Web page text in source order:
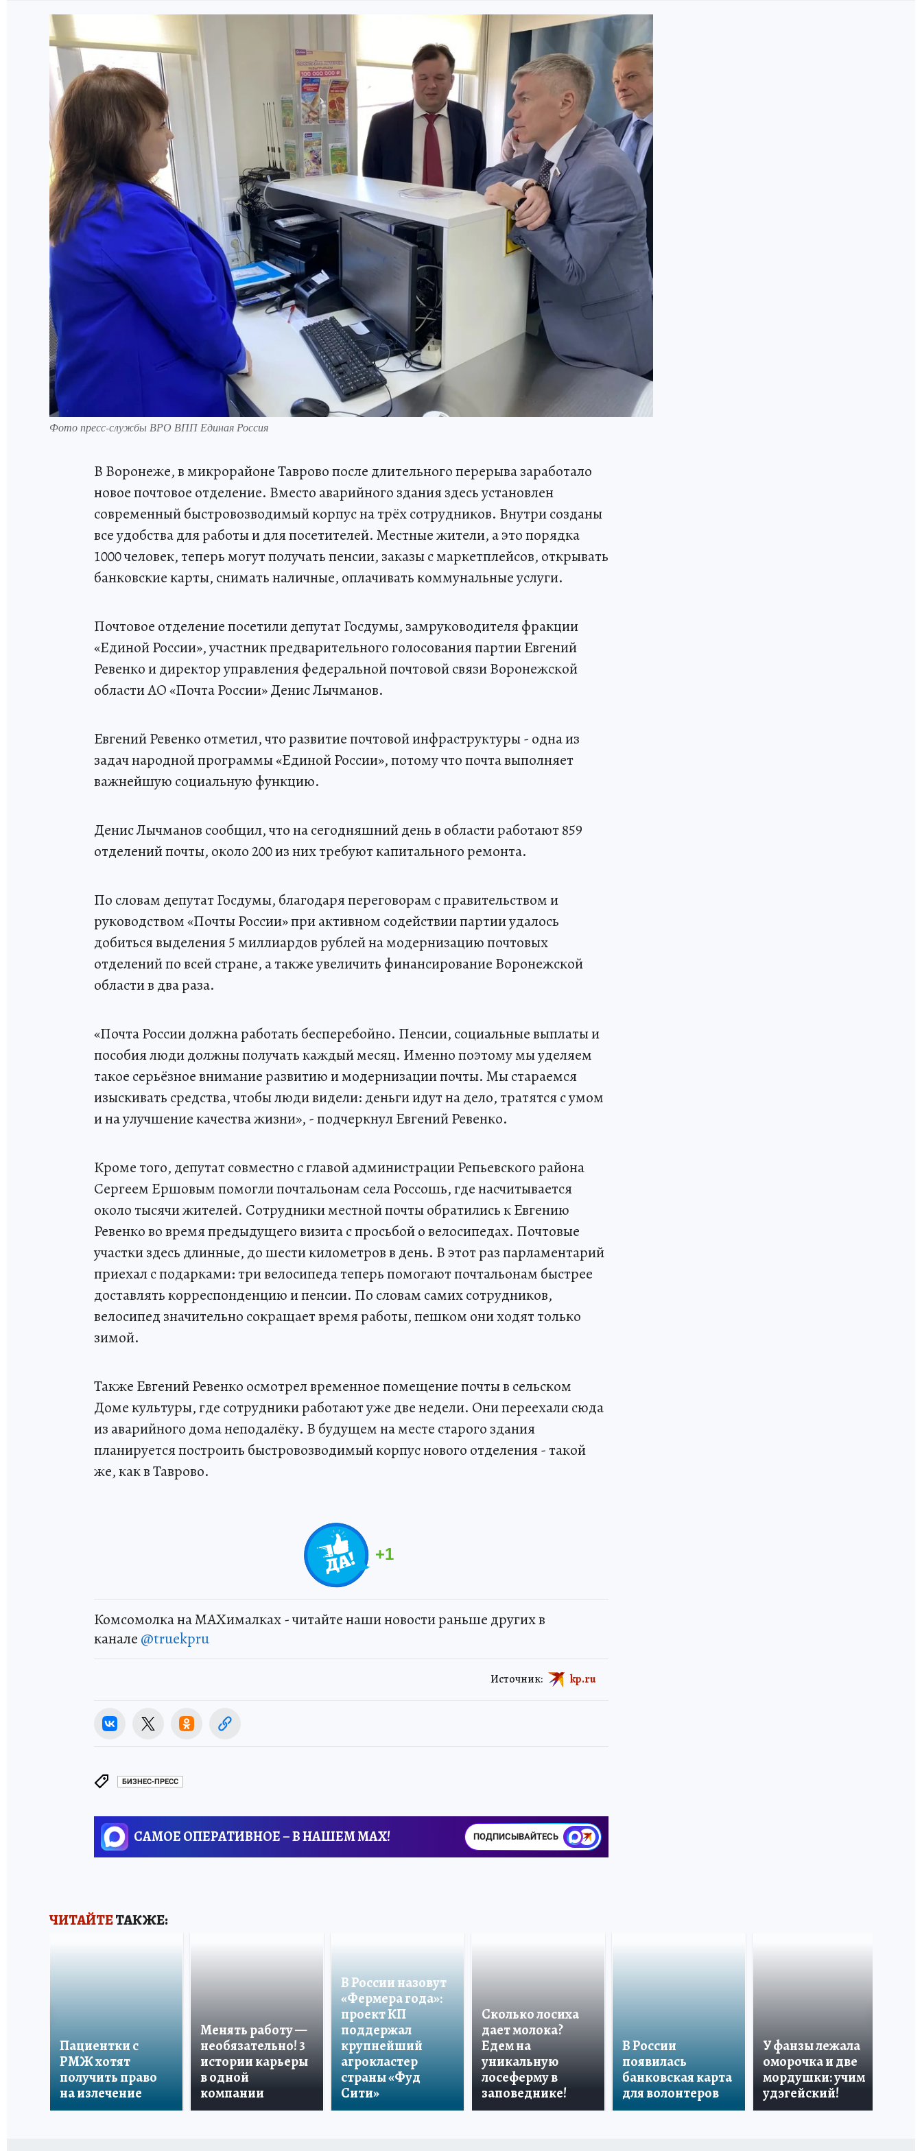
Фото пресс-службы ВРО ВПП Единая Россия
В Воронеже, в микрорайоне Таврово после длительного перерыва заработало
новое почтовое отделение. Вместо аварийного здания здесь установлен
современный быстровозводимый корпус на трёх сотрудников. Внутри созданы
все удобства для работы и для посетителей. Местные жители, а это порядка
1000 человек, теперь могут получать пенсии, заказы с маркетплейсов, открывать
банковские карты, снимать наличные, оплачивать коммунальные услуги.
Почтовое отделение посетили депутат Госдумы, замруководителя фракции
«Единой России», участник предварительного голосования партии Евгений
Ревенко и директор управления федеральной почтовой связи Воронежской
области АО «Почта России» Денис Лычманов.
Евгений Ревенко отметил, что развитие почтовой инфраструктуры - одна из
задач народной программы «Единой России», потому что почта выполняет
важнейшую социальную функцию.
Денис Лычманов сообщил, что на сегодняшний день в области работают 859
отделений почты, около 200 из них требуют капитального ремонта.
По словам депутат Госдумы, благодаря переговорам с правительством и
руководством «Почты России» при активном содействии партии удалось
добиться выделения 5 миллиардов рублей на модернизацию почтовых
отделений по всей стране, а также увеличить финансирование Воронежской
области в два раза.
«Почта России должна работать бесперебойно. Пенсии, социальные выплаты и
пособия люди должны получать каждый месяц. Именно поэтому мы уделяем
такое серьёзное внимание развитию и модернизации почты. Мы стараемся
изыскивать средства, чтобы люди видели: деньги идут на дело, тратятся с умом
и на улучшение качества жизни», - подчеркнул Евгений Ревенко.
Кроме того, депутат совместно с главой администрации Репьевского района
Сергеем Ершовым помогли почтальонам села Россошь, где насчитывается
около тысячи жителей. Сотрудники местной почты обратились к Евгению
Ревенко во время предыдущего визита с просьбой о велосипедах. Почтовые
участки здесь длинные, до шести километров в день. В этот раз парламентарий
приехал с подарками: три велосипеда теперь помогают почтальонам быстрее
доставлять корреспонденцию и пенсии. По словам самих сотрудников,
велосипед значительно сокращает время работы, пешком они ходят только
зимой.
Также Евгений Ревенко осмотрел временное помещение почты в сельском
Доме культуры, где сотрудники работают уже две недели. Они переехали сюда
из аварийного дома неподалёку. В будущем на месте старого здания
планируется построить быстровозводимый корпус нового отделения - такой
же, как в Таврово.
+1
Комсомолка на MAXималках - читайте наши новости раньше других в
канале @truekpru
Источник: kp.ru
БИЗНЕС-ПРЕСС
САМОЕ ОПЕРАТИВНОЕ – В НАШЕМ MAX! ПОДПИСЫВАЙТЕСЬ
ЧИТАЙТЕТАКЖЕ:
Пациентки с
РМЖ хотят
получить право
на излечение
Менять работу —
необязательно! 3
истории карьеры
в одной
компании
В России назовут
«Фермера года»:
проект КП
поддержал
крупнейший
агрокластер
страны «Фуд
Сити»
Сколько лосиха
дает молока?
Едем на
уникальную
лосеферму в
заповеднике!
В России
появилась
банковская карта
для волонтеров
У фанзы лежала
оморочка и две
мордушки: учим
удэгейский!